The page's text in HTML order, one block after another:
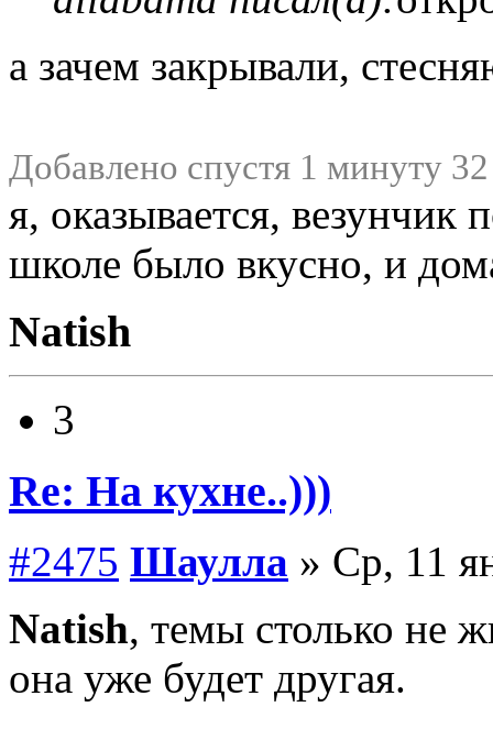
а зачем закрывали,
Добавлено спустя 1 минуту
я, оказывается, везунчик
школе было вкусно, и
Natish
3
Re: На кухне..)))
#2475 Шаулла » Ср, 11
Natish, темы столько не
она уже будет другая.